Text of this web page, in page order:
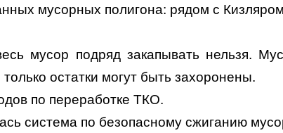
мусорных полигона: рядом с
мусор подряд закапывать нельзя.
остатки могут быть захоронены.
по переработке ТКО.
система по безопасному сжиганию